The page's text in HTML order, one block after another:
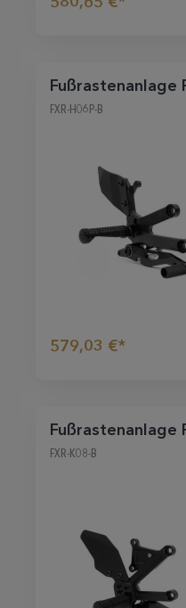
Fußrastenanlage
FXR-H06P-B
579,03 €*
Fußrastenanlage
FXR-K08-B